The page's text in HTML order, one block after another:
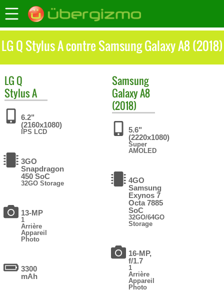
LG Q Stylus A contre Samsung Galaxy A8 (2018)
LG Q
Stylus A
6.2"
(2160x1080)
IPS LCD
3GO
Snapdragon
450 SoC
32GO Storage
13-MP
1
Arrière
Appareil
Photo
3300
mAh
Samsung
Galaxy A8
(2018)
5.6"
(2220x1080)
Super
AMOLED
4GO
Samsung
Exynos 7
Octa 7885
SoC
32GO/64GO
Storage
16-MP,
f/1.7
1
Arrière
Appareil
Photo